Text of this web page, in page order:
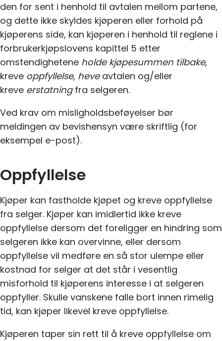
den for sent i henhold til avtalen mellom partene,
og dette ikke skyldes kjøperen eller forhold på
kjøperens side, kan kjøperen i henhold til reglene i
forbrukerkjøpslovens kapittel 5 etter
omstendighetene holde kjøpesummen tilbake,
kreve oppfyllelse, heve avtalen og/eller
kreve erstatningfra selgeren.
Ved krav om misligholdsbeføyelser bør
meldingen av bevishensyn være skriftlig (for
eksempel e-post).
Oppfyllelse
Kjøper kan fastholde kjøpet og kreve oppfyllelse
fra selger. Kjøper kan imidlertid ikke kreve
oppfyllelse dersom det foreligger en hindring som
selgeren ikke kan overvinne, eller dersom
oppfyllelse vil medføre en så stor ulempe eller
kostnad for selger at det står i vesentlig
misforhold til kjøperens interesse i at selgeren
oppfyller. Skulle vanskene falle bort innen rimelig
tid, kan kjøper likevel kreve oppfyllelse.
Kjøperen taper sin rett til å kreve oppfyllelse om